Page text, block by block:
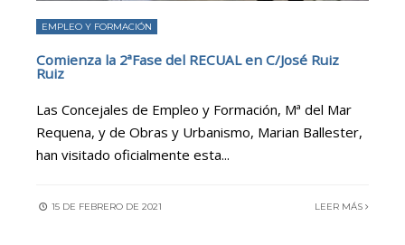
EMPLEO Y FORMACIÓN
Comienza la 2ªFase del RECUAL en C/José Ruiz
Ruiz
Las Concejales de Empleo y Formación, Mª del Mar
Requena, y de Obras y Urbanismo, Marian Ballester,
han visitado oficialmente esta...
15 DE FEBRERO DE 2021 LEER MÁS